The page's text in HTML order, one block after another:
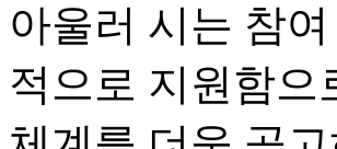
아울러 시는 참
적으로 지원함으